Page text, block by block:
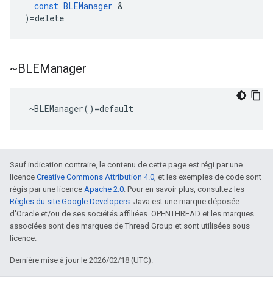
const BLEManager &
) =delete
~BLEManager
~BLEManager()=default
Sauf indication contraire, le contenu de cette page est régi par une
licence Creative Commons Attribution 4.0, et les exemples de code sont
régis par une licence Apache 2.0. Pour en savoir plus, consultez les
Règles du site Google Developers. Java est une marque déposée
d'Oracle et/ou de ses sociétés affiliées. OPENTHREAD et les marques
associées sont des marques de Thread Group et sont utilisées sous
licence.
Dernière mise à jour le 2026/02/18 (UTC).